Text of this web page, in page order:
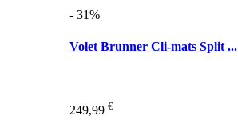
- 31%
Volet Brunner Cli-mats Split ...
249,99 €